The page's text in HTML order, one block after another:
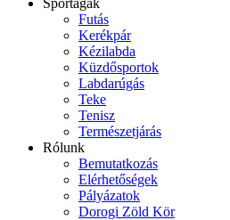
Sportágak
Futás
Kerékpár
Kézilabda
Küzdősportok
Labdarúgás
Teke
Tenisz
Természetjárás
Rólunk
Bemutatkozás
Elérhetőségek
Pályázatok
Dorogi Zöld Kör